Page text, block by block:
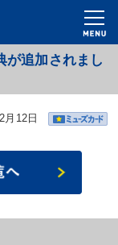
が追加されまし
月12日